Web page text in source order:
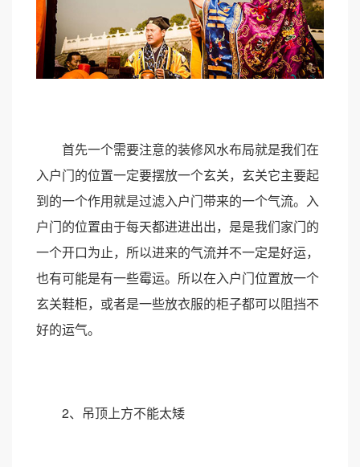
首先一个需要注意的装修风水布局就是我们在
入户门的位置一定要摆放一个玄关，玄关它主要起
到的一个作用就是过滤入户门带来的一个气流。入
户门的位置由于每天都进进出出，是是我们家门的
一个开口为止，所以进来的气流并不一定是好运，
也有可能是有一些霉运。所以在入户门位置放一个
玄关鞋柜，或者是一些放衣服的柜子都可以阻挡不
好的运气。
2、吊顶上方不能太矮